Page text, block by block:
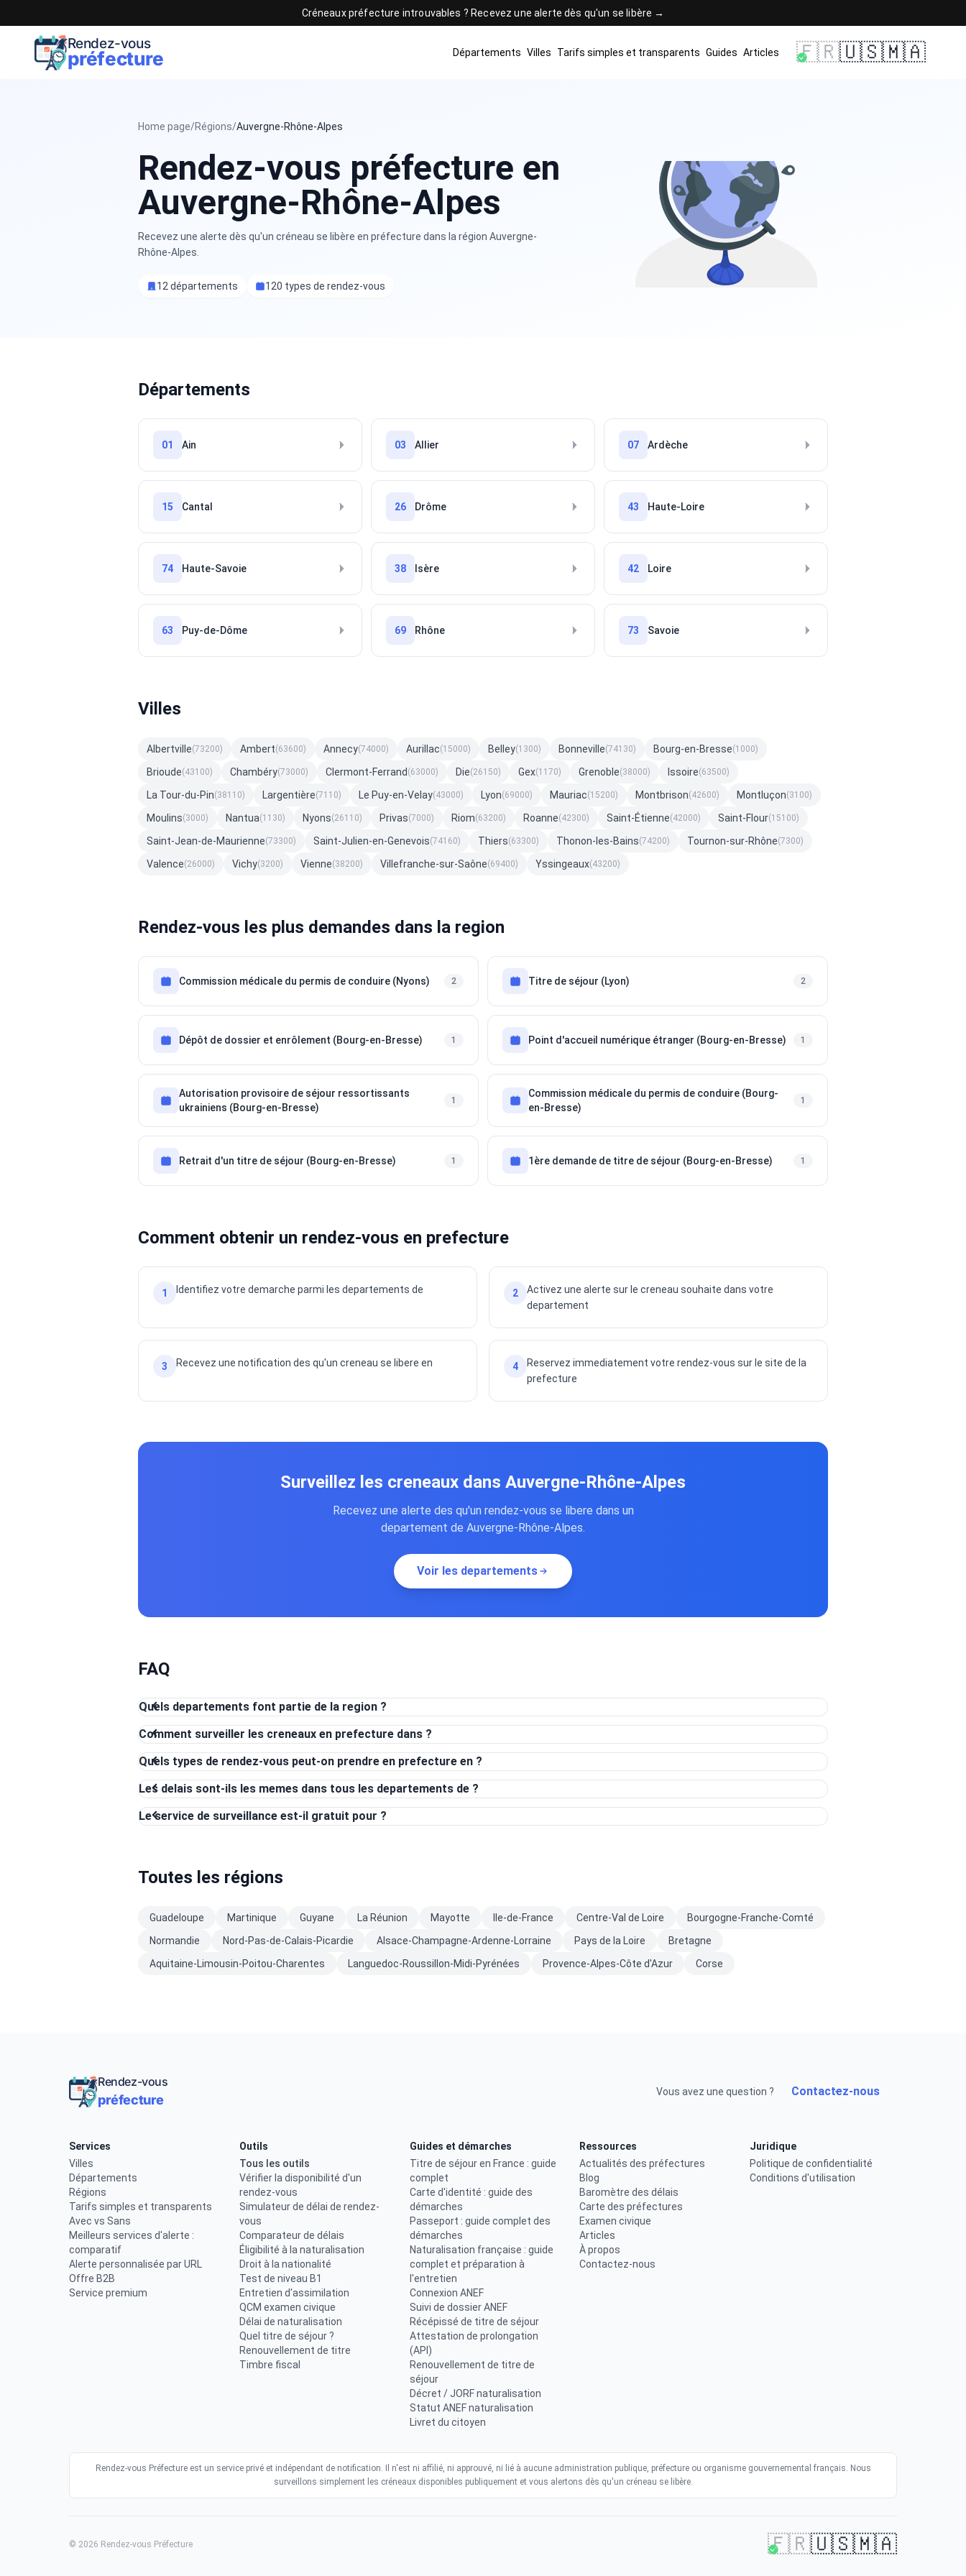
Créneaux préfecture introuvables ? Recevez une alerte dès qu'un se libère →
Rendez-vous
préfecture Départements Villes Tarifs simples et transparents Guides Articles 🇫🇷🇺🇸🇲🇦
Home page/Régions/Auvergne-Rhône-Alpes
Rendez-vous préfecture en
Auvergne-Rhône-Alpes
Recevez une alerte dès qu'un créneau se libère en préfecture dans la région Auvergne-
Rhône-Alpes.
12 départements 120 types de rendez-vous
Départements
01 Ain 03 Allier 07 Ardèche
15 Cantal 26 Drôme 43 Haute-Loire
74 Haute-Savoie 38 Isère 42 Loire
63 Puy-de-Dôme 69 Rhône 73 Savoie
Villes
Albertville(73200) Ambert(63600) Annecy(74000) Aurillac(15000) Belley(1300) Bonneville(74130) Bourg-en-Bresse(1000)
Brioude(43100) Chambéry(73000) Clermont-Ferrand (63000) Die(26150) Gex(1170) Grenoble(38000) Issoire(63500)
La Tour-du-Pin(38110) Largentière(7110) Le Puy-en-Velay(43000) Lyon(69000) Mauriac(15200) Montbrison(42600) Montluçon(3100)
Moulins(3000) Nantua(1130) Nyons(26110) Privas(7000) Riom(63200) Roanne(42300) Saint-Étienne(42000) Saint-Flour(15100)
Saint-Jean-de-Maurienne(73300) Saint-Julien-en-Genevois(74160) Thiers(63300) Thonon-les-Bains(74200) Tournon-sur-Rhône(7300)
Valence(26000) Vichy(3200) Vienne(38200) Villefranche-sur-Saône(69400) Yssingeaux(43200)
Rendez-vous les plus demandes dans la region
Commission médicale du permis de conduire (Nyons) 2 Titre de séjour (Lyon) 2
Dépôt de dossier et enrôlement (Bourg-en-Bresse) 1 Point d'accueil numérique étranger (Bourg-en-Bresse) 1
Autorisation provisoire de séjour ressortissants
ukrainiens (Bourg-en-Bresse)
1
Commission médicale du permis de conduire (Bourg-
en-Bresse)
1
Retrait d'un titre de séjour (Bourg-en-Bresse) 1 1ère demande de titre de séjour (Bourg-en-Bresse) 1
Comment obtenir un rendez-vous en prefecture
1 Identifiez votre demarche parmi les departements de 2
Activez une alerte sur le creneau souhaite dans votre
departement
3 Recevez une notification des qu'un creneau se libere en 4
Reservez immediatement votre rendez-vous sur le site de la
prefecture
Surveillez les creneaux dans Auvergne-Rhône-Alpes
Recevez une alerte des qu'un rendez-vous se libere dans un
departement de Auvergne-Rhône-Alpes.
Voir les departements
FAQ
Quels departements font partie de la region ?
Comment surveiller les creneaux en prefecture dans ?
Quels types de rendez-vous peut-on prendre en prefecture en ?
Les delais sont-ils les memes dans tous les departements de ?
Le service de surveillance est-il gratuit pour ?
Toutes les régions
Guadeloupe Martinique Guyane La Réunion Mayotte Ile-de-France Centre-Val de Loire
Bourgogne-Franche-Comté
Normandie
Nord-Pas-de-Calais-Picardie Alsace-Champagne-Ardenne-Lorraine Pays de la Loire
Bretagne
Aquitaine-Limousin-Poitou-Charentes
Languedoc-Roussillon-Midi-Pyrénées Provence-Alpes-Côte d'Azur Corse
Rendez-vous
préfecture
Vous avez une question ? Contactez-nous
Services
Villes
Départements
Régions
Tarifs simples et transparents
Avec vs Sans
Meilleurs services d'alerte :
comparatif
Alerte personnalisée par URL
Offre B2B
Service premium
Outils
Tous les outils
Vérifier la disponibilité d'un
rendez-vous
Simulateur de délai de rendez-
vous
Comparateur de délais
Éligibilité à la naturalisation
Droit à la nationalité
Test de niveau B1
Entretien d'assimilation
QCM examen civique
Délai de naturalisation
Quel titre de séjour ?
Renouvellement de titre
Timbre fiscal
Guides et démarches
Titre de séjour en France : guide
complet
Carte d'identité : guide des
démarches
Passeport : guide complet des
démarches
Naturalisation française : guide
complet et préparation à
l'entretien
Connexion ANEF
Suivi de dossier ANEF
Récépissé de titre de séjour
Attestation de prolongation
(API)
Renouvellement de titre de
séjour
Décret / JORF naturalisation
Statut ANEF naturalisation
Livret du citoyen
Ressources
Actualités des préfectures
Blog
Baromètre des délais
Carte des préfectures
Examen civique
Articles
À propos
Contactez-nous
Juridique
Politique de confidentialité
Conditions d'utilisation
Rendez-vous Préfecture est un service privé et indépendant de notification. Il n'est ni affilié, ni approuvé, ni lié à aucune administration publique, préfecture ou organisme gouvernemental français. Nous
surveillons simplement les créneaux disponibles publiquement et vous alertons dès qu'un créneau se libère.
© 2026 Rendez-vous Préfecture 🇫🇷🇺🇸🇲🇦